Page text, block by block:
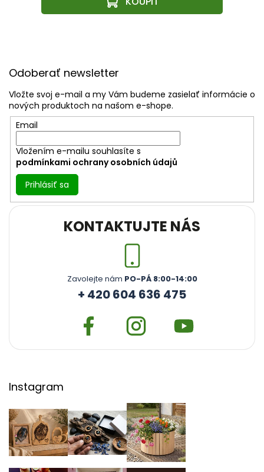
Odoberať newsletter
Vložte svoj e-mail a my Vám budeme zasielať informácie o
nových produktoch na našom e-shope.
Email
Vložením e-mailu souhlasíte s
podmínkami ochrany osobních údajů
Prihlásiť sa
KONTAKTUJTE NÁS
Zavolejte nám PO-PÁ 8:00-14:00
+ 420 604 636 475
Instagram